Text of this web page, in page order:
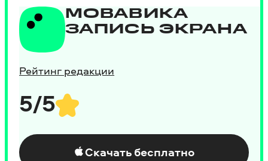
МОВАВИКА
ЗАПИСЬ ЭКРАНА
Рейтинг редакции
5/5
Скачать бесплатно